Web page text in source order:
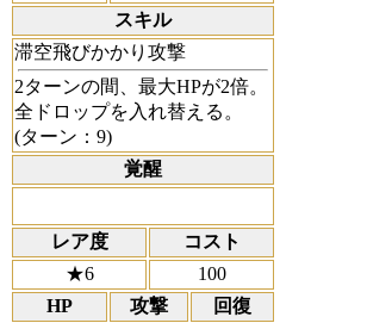
スキル
滞空飛びかかり攻撃
2ターンの間、最大HPが2倍。
全ドロップを入れ替える。
(ターン：9)
覚醒
レア度
コスト
★6
100
HP
攻撃
回復